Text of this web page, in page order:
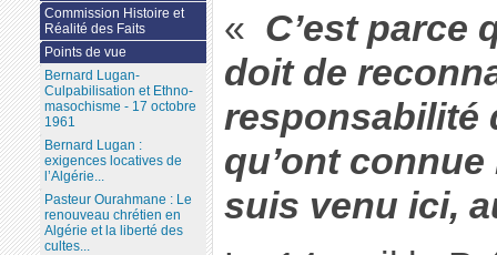
« C’est parce
doit de
responsabilité
qu’ont
suis venu ici,
Commission Histoire et
Réalité des Faits
Points de vue
Bernard Lugan-
Culpabilisation et Ethno-
masochisme - 17 octobre
1961
Bernard Lugan :
exigences locatives de
l’Algérie...
Pasteur Ourahmane : Le
renouveau chrétien en
Algérie et la liberté des
cultes...